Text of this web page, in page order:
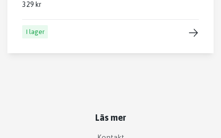
329 kr
I lager
Läs mer